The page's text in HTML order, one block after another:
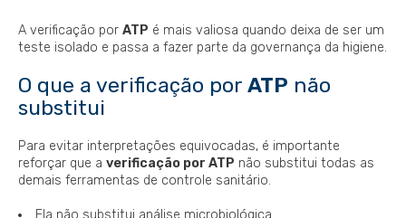
A verificação por ATP é mais valiosa quando deixa de ser um
teste isolado e passa a fazer parte da governança da higiene.
O que a verificação por ATP não
substitui
Para evitar interpretações equivocadas, é importante
reforçar que a verificação por ATP não substitui todas as
demais ferramentas de controle sanitário.
Ela não substitui análise microbiológica.